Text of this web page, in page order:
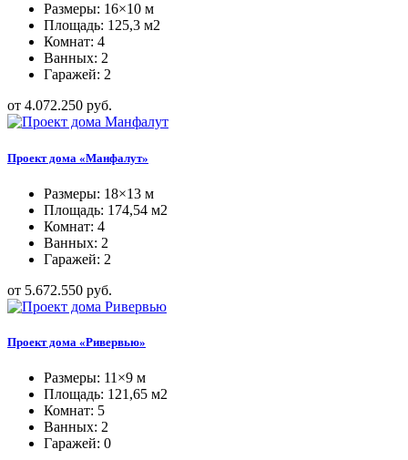
Размеры: 16×10 м
Площадь: 125,3 м2
Комнат: 4
Ванных: 2
Гаражей: 2
от 4.072.250 руб.
Проект дома «Манфалут»
Размеры: 18×13 м
Площадь: 174,54 м2
Комнат: 4
Ванных: 2
Гаражей: 2
от 5.672.550 руб.
Проект дома «Ривервью»
Размеры: 11×9 м
Площадь: 121,65 м2
Комнат: 5
Ванных: 2
Гаражей: 0